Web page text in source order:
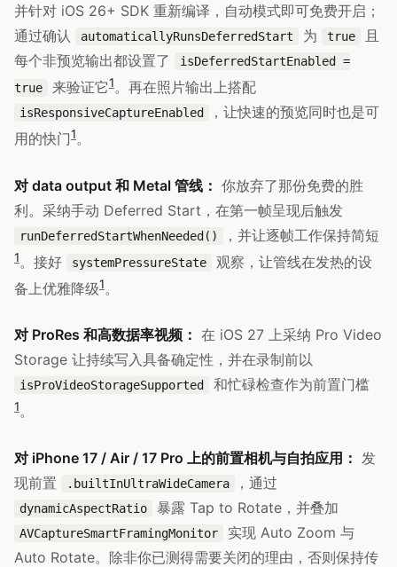
并针对 iOS 26+ SDK 重新编译，自动模式即可免费开启；
通过确认
automaticallyRunsDeferredStart 为 true
且
每个非预览输出都设置了
isDeferredStartEnabled =
true
来验证它1。再在照片输出上搭配
isResponsiveCaptureEnabled
，让快速的预览同时也是可
用的快门1。
对 data output 和 Metal 管线： 你放弃了那份免费的胜
利。采纳手动 Deferred Start，在第一帧呈现后触发
runDeferredStartWhenNeeded() ，并让逐帧工作保持简短
1。接好 systemPressureState
观察，让管线在发热的设
备上优雅降级1。
对 ProRes 和高数据率视频： 在 iOS 27 上采纳 Pro Video
Storage 让持续写入具备确定性，并在录制前以
isProVideoStorageSupported 和忙碌检查作为前置门槛
1。
对 iPhone 17 / Air / 17 Pro 上的前置相机与自拍应用： 发
现前置
.builtInUltraWideCamera ，通过
dynamicAspectRatio 暴露 Tap to Rotate，并叠加
AVCaptureSmartFramingMonitor
实现 Auto Zoom 与
Auto Rotate。除非你已测得需要关闭的理由，否则保持传